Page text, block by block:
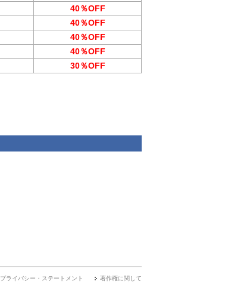
40％OFF
40％OFF
40％OFF
40％OFF
30％OFF
プライバシー・ステートメント 著作権に関して